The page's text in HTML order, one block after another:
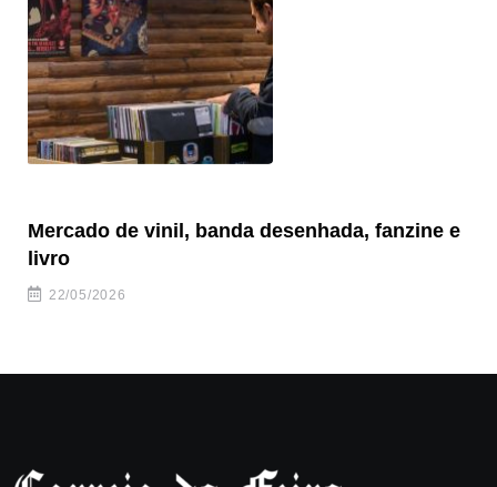
Mercado de vinil, banda desenhada, fanzine e
livro
22/05/2026